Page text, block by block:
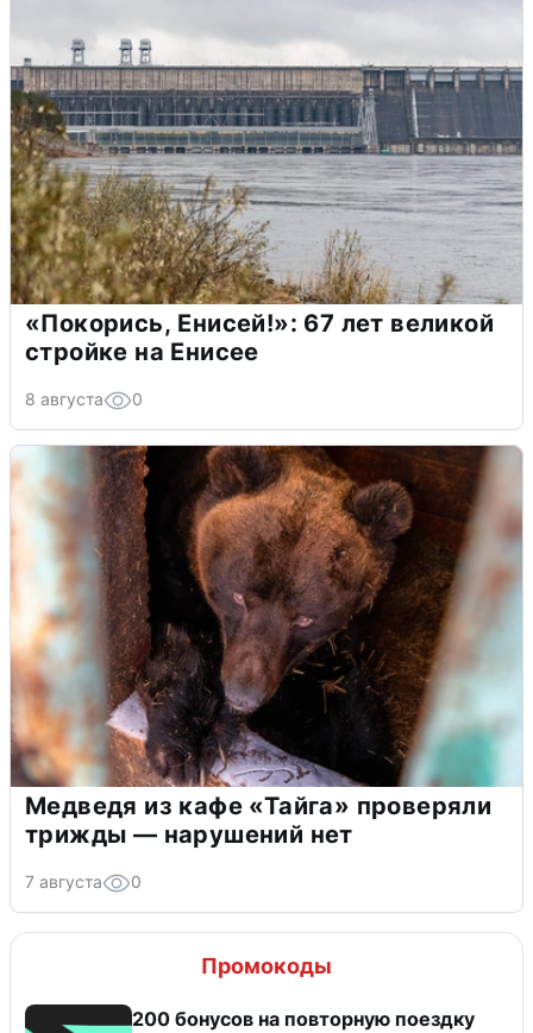
«Покорись, Енисей!»: 67 лет великой
стройке на Енисее
8 августа 0
Медведя из кафе «Тайга» проверяли
трижды — нарушений нет
7 августа 0
Промокоды
200 бонусов на повторную поездку